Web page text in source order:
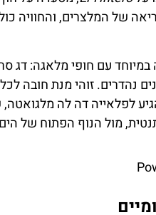
של המלצרים, והחוויה
במיוחד עם חופי מלאגה: דג
נהדרים. זוהי מנת חובה
לפלאייה דה לה
מול הנוף הפתוח של